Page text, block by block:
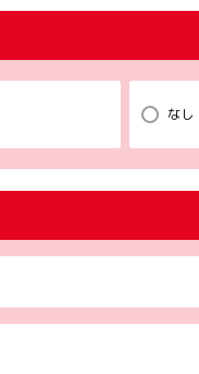
なし